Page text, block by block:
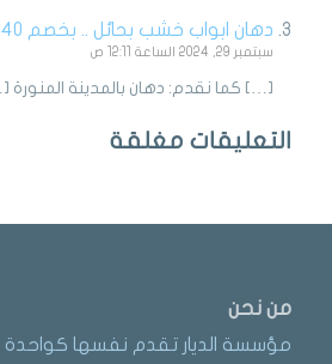
دهان ابواب خشب بحائل .. بخصم 40% ودهان ابواب حديد
سبتمبر 29, 2024 الساعة 12:11 ص
[…] كما نقدم: دهان بالمدينة المنورة
التعليقات مغلقة
من نحن
مؤسسة الديار تقدم نفسها كواحدة